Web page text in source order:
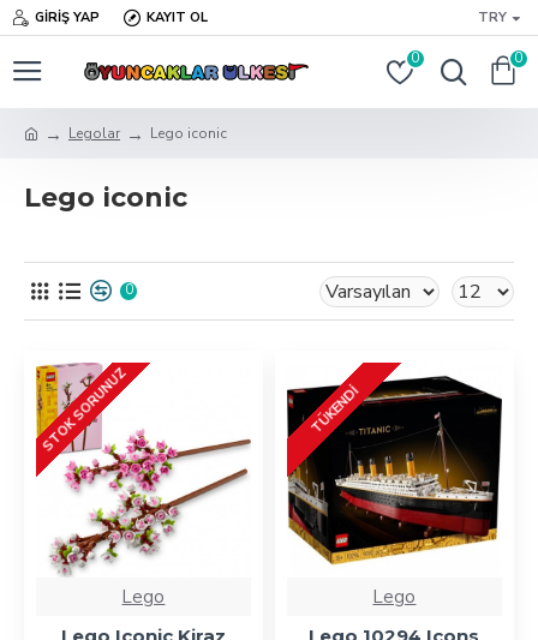
GIRIŞ YAP KAYIT OL TRY
0 0
Legolar Lego iconic
Lego iconic
0
STOK SORUNUZ
Lego
TÜKENDI
Lego